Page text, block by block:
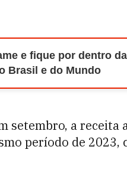
e fique por dentro
Brasil e do Mundo
setembro, a receita
período de 2023,